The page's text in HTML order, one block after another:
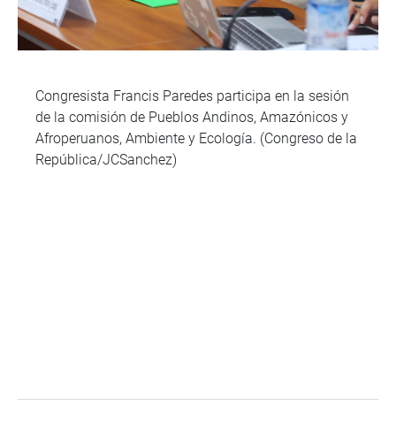
Congresista Francis Paredes participa en la sesión
de la comisión de Pueblos Andinos, Amazónicos y
Afroperuanos, Ambiente y Ecología. (Congreso de la
República/JCSanchez)